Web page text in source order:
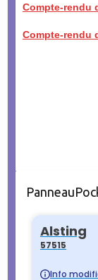
Compte-rendu
Compte-rendu